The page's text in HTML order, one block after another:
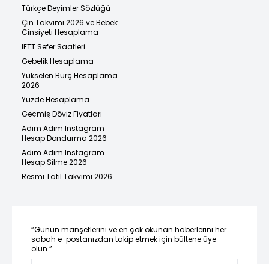
Türkçe Deyimler Sözlüğü
Çin Takvimi 2026 ve Bebek
Cinsiyeti Hesaplama
İETT Sefer Saatleri
Gebelik Hesaplama
Yükselen Burç Hesaplama
2026
Yüzde Hesaplama
Geçmiş Döviz Fiyatları
Adım Adım Instagram
Hesap Dondurma 2026
Adım Adım Instagram
Hesap Silme 2026
Resmi Tatil Takvimi 2026
“Günün manşetlerini ve en çok okunan haberlerini her
sabah e-postanızdan takip etmek için bültene üye
olun.”